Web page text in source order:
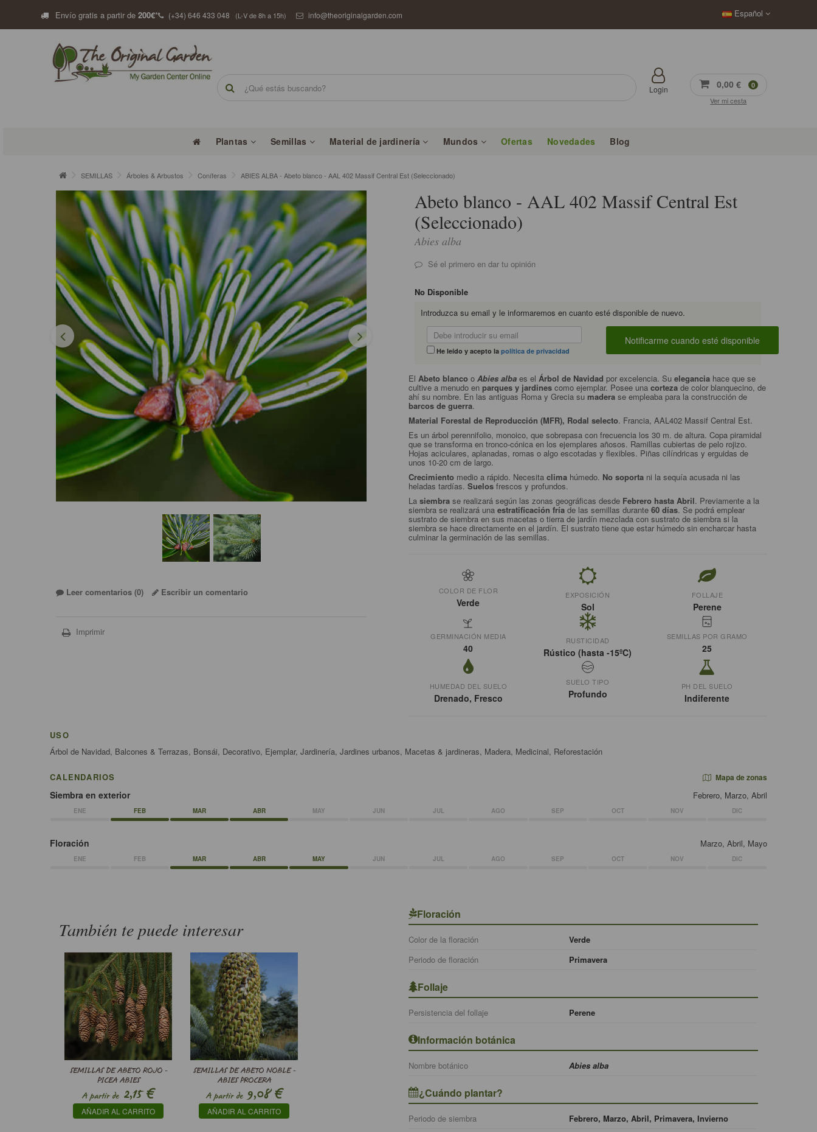
Envío gratis a partir de200€* (+34) 646 433 048 (L-V de 8h a 15h) info@theoriginalgarden.com Español
0,00 € 0
Ver mi cesta
Login
Plantas Semillas Material de jardinería Mundos Ofertas Novedades Blog
SEMILLAS Árboles & Arbustos Coníferas ABIES ALBA - Abeto blanco - AAL 402 Massif Central Est (Seleccionado)
Leer comentarios (0) Escribir un comentario
Imprimir
Abeto blanco - AAL 402 Massif Central Est
(Seleccionado)
Abies alba
Sé el primero en dar tu opinión
No Disponible
Introduzca su email y le informaremos en cuanto esté disponible de nuevo.
He leído y acepto la política de privacidad
El Abeto blancoo Abies albaes el Árbol de Navidad por excelencia. Su eleganciahace que se
cultive a menudo en parques y jardinescomo ejemplar. Posee una cortezade color blanquecino, de
ahí su nombre. En las antiguas Roma y Grecia su maderase empleaba para la construcción de
barcos de guerra.
Material Forestal de Reproducción (MFR), Rodal selecto. Francia, AAL402 Massif Central Est.
Es un árbol perennifolio, monoico, que sobrepasa con frecuencia los 30 m. de altura. Copa piramidal
que se transforma en tronco-cónica en los ejemplares añosos. Ramillas cubiertas de pelo rojizo.
Hojas aciculares, aplanadas, romas o algo escotadas y flexibles. Piñas cilíndricas y erguidas de
unos 10-20 cm de largo.
Crecimientomedio a rápido. Necesita climahúmedo. No soportani la sequía acusada ni las
heladas tardías. Suelosfrescos y profundos.
La siembrase realizará según las zonas geográficas desde Febrero hasta Abril. Previamente a la
siembra se realizará una estratificación fríade las semillas durante60 días. Se podrá emplear
sustrato de siembra en sus macetas o tierra de jardín mezclada con sustrato de siembra si la
siembra se hace directamente en el jardín. El sustrato tiene que estar húmedo sin encharcar hasta
culminar la germinación de las semillas.
COLOR DE FLOR
Verde
EXPOSICIÓN
Sol
FOLLAJE
Perene
GERMINACIÓN MEDIA
40
RUSTICIDAD
Rústico (hasta -15ºC)
SEMILLAS POR GRAMO
25
HUMEDAD DEL SUELO
Drenado, Fresco
SUELO TIPO
Profundo
PH DEL SUELO
Indiferente
USO
Árbol de Navidad, Balcones & Terrazas, Bonsái, Decorativo, Ejemplar, Jardinería, Jardines urbanos, Macetas & jardineras, Madera, Medicinal, Reforestación
CALENDARIOS Mapa de zonas
Siembra en exterior Febrero, Marzo, Abril
ENE FEB MAR ABR MAY JUN JUL AGO SEP OCT NOV DIC
Floración Marzo, Abril, Mayo
ENE FEB MAR ABR MAY JUN JUL AGO SEP OCT NOV DIC
También te puede interesar
SEMILLAS DE ABETO ROJO -
PICEA ABIES
A partir de2,15€
AÑADIR AL CARRITO
SEMILLAS DE ABETO NOBLE -
ABIES PROCERA
A partir de9,08€
AÑADIR AL CARRITO
Floración
Color de la floración
Verde
Periodo de floración
Primavera
Follaje
Persistencia del follaje Perene
Información botánica
Nombre botánico Abies alba
¿Cuándo plantar?
Periodo de siembra
Febrero, Marzo, Abril, Primavera, Invierno